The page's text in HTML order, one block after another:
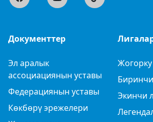
Документтер
Эл аралык
ассоциациянын уставы
Федерациянын уставы
Көкбөрү эрежелери
Жогорку
Экинчи